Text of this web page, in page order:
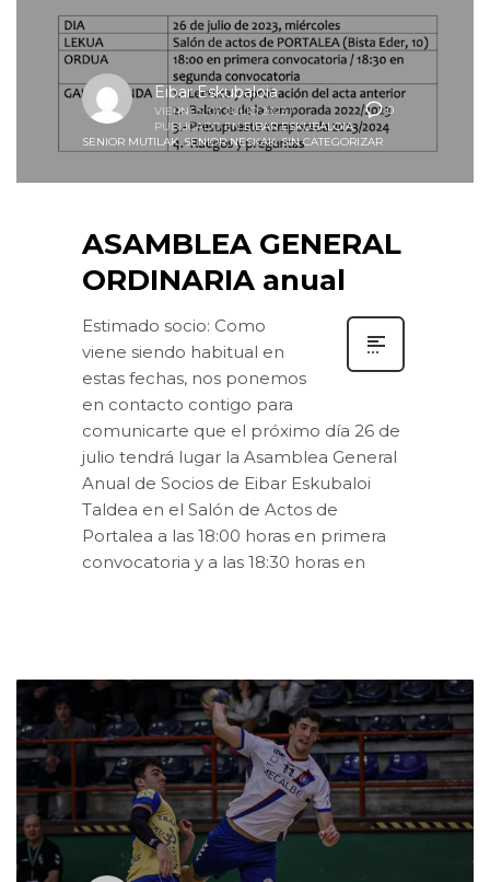
0
Eibar Eskubaloia
VIERNES, 07 JULIO 2023 /
PUBLICADO EN EIBAR ESKUBALOIA,
SENIOR MUTILAK, SENIOR NESKAK,SIN CATEGORIZAR
ASAMBLEA GENERAL
ORDINARIA anual
Estimado socio: Como
viene siendo habitual en
estas fechas, nos ponemos
en contacto contigo para
comunicarte que el próximo día 26 de
julio tendrá lugar la Asamblea General
Anual de Socios de Eibar Eskubaloi
Taldea en el Salón de Actos de
Portalea a las 18:00 horas en primera
convocatoria y a las 18:30 horas en